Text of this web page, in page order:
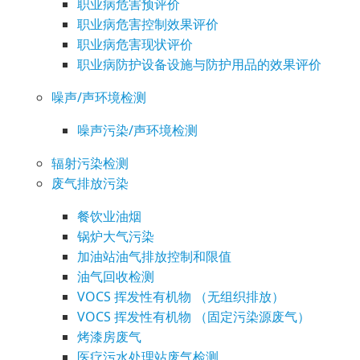
职业病危害预评价
职业病危害控制效果评价
职业病危害现状评价
职业病防护设备设施与防护用品的效果评价
噪声/声环境检测
噪声污染/声环境检测
辐射污染检测
废气排放污染
餐饮业油烟
锅炉大气污染
加油站油气排放控制和限值
油气回收检测
VOCS 挥发性有机物 （无组织排放）
VOCS 挥发性有机物 （固定污染源废气）
烤漆房废气